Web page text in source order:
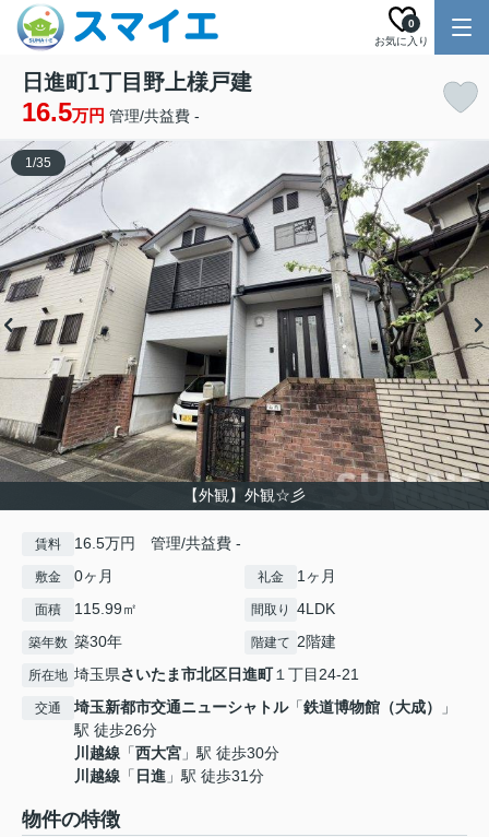
お気に入り
0
日進町1丁目野上様戸建
16.5万円 管理/共益費 -
【外観】外観☆彡
1/35
賃料 16.5万円 管理/共益費 -
敷金 0ヶ月 礼金 1ヶ月
面積 115.99㎡ 間取り 4LDK
築年数 築30年 階建て 2階建
所在地 埼玉県さいたま市北区日進町１丁目24-21
交通 埼玉新都市交通ニューシャトル「鉄道博物館（大成）
」
駅 徒歩26分
川越線 「西大宮 」駅 徒歩30分
川越線 「 日進 」駅 徒歩31分
物件の特徴